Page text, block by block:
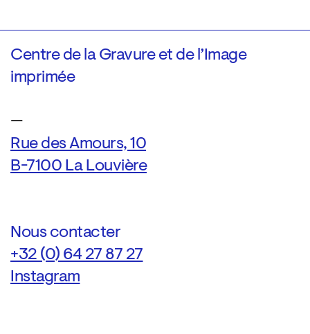
Centre de la Gravure et de l’Image
imprimée
—
Rue des Amours, 10
B-7100 La Louvière
Nous contacter
+32 (0) 64 27 87 27
Instagram